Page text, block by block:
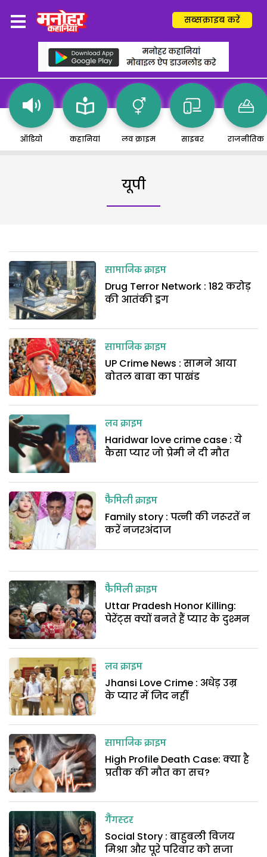
सब्सक्राइब करें
ऑडियो कहानियां लव क्राइम साइबर राजनीतिक
यूपी
सामाजिक क्राइम
Drug Terror Network : 182 करोड़
की आतंकी ड्रग
सामाजिक क्राइम
UP Crime News : सामने आया
बोतल बाबा का पाखंड
लव क्राइम
Haridwar love crime case : ये
कैसा प्यार जो प्रेमी ने दी मौत
फैमिली क्राइम
Family story : पत्नी की जरूरतें न
करें नजरअंदाज
फैमिली क्राइम
Uttar Pradesh Honor Killing:
पेरेंट्स क्यों बनते हैं प्यार के दुश्मन
लव क्राइम
Jhansi Love Crime : अधेड़ उम्र
के प्यार में जिद नहीं
सामाजिक क्राइम
High Profile Death Case: क्या है
प्रतीक की मौत का सच?
गैंगस्टर
Social Story : बाहुबली विजय
मिश्रा और पूरे परिवार को सजा